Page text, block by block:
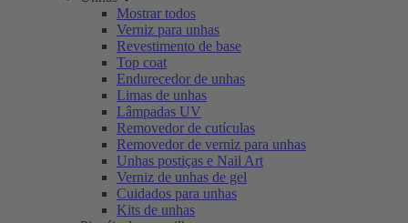
Mostrar todos
Verniz para unhas
Revestimento de base
Top coat
Endurecedor de unhas
Limas de unhas
Lâmpadas UV
Removedor de cutículas
Removedor de verniz para unhas
Unhas postiças e Nail Art
Verniz de unhas de gel
Cuidados para unhas
Kits de unhas